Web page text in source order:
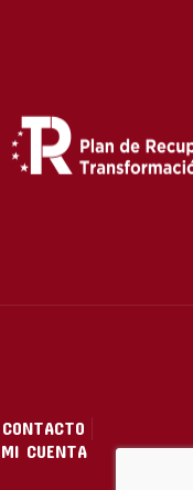
CONTACTO
MI CUENTA